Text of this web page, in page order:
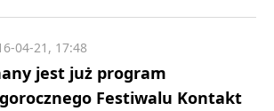
jest już program
Festiwalu Kontakt
04-21, 17:48